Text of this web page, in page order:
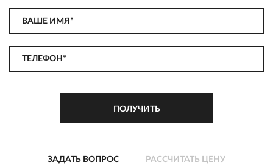
ЗАДАТЬ ВОПРОС РАССЧИТАТЬ ЦЕНУ